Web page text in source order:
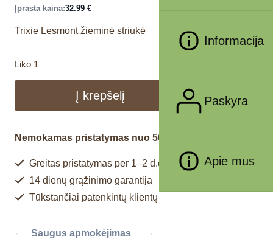
Informacija
Paskyra
Apie mus
Įprasta kaina:32.99 €
Trixie Lesmont žieminė striukė
Liko 1
Į krepšelį
Nemokamas pristatymas nuo 50€
Greitas pristatymas per 1–2 d.d.
14 dienų grąžinimo garantija
Tūkstančiai patenkintų klientų
Saugus apmokėjimas